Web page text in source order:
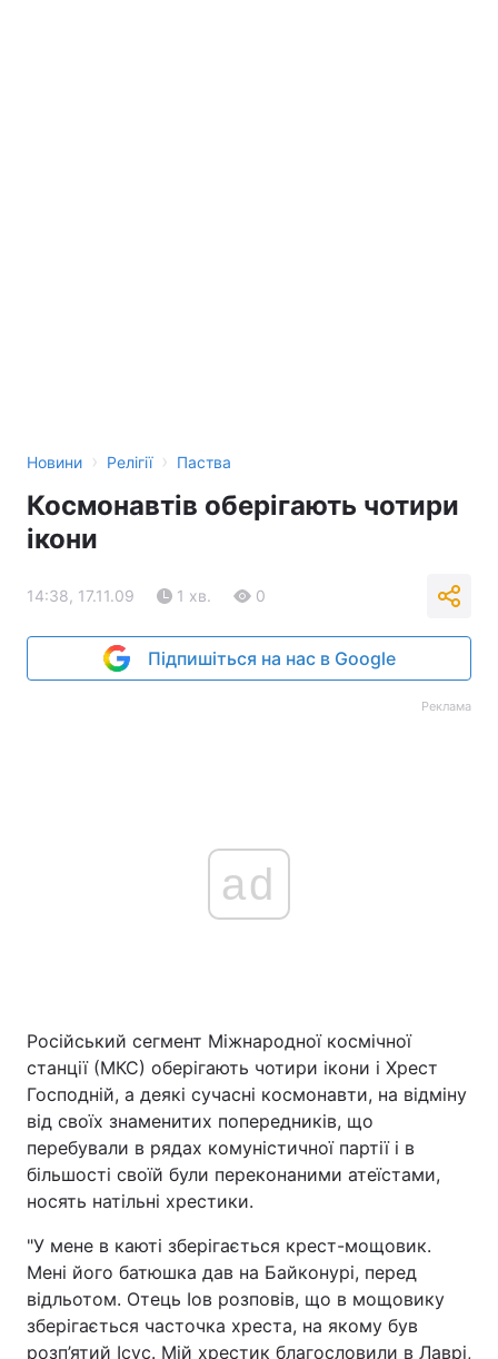
Новини › Релігії › Паства
Космонавтів оберігають чотири
ікони
14:38, 17.11.09 1 хв. 0
Підпишіться на нас в Google
Реклама
ad
Російський сегмент Міжнародної космічної
станції (МКС) оберігають чотири ікони і Хрест
Господній, а деякі сучасні космонавти, на відміну
від своїх знаменитих попередників, що
перебували в рядах комуністичної партії і в
більшості своїй були переконаними атеїстами,
носять натільні хрестики.
"У мене в каюті зберігається крест-мощовик.
Мені його батюшка дав на Байконурі, перед
відльотом. Отець Іов розповів, що в мощовику
зберігається часточка хреста, на якому був
розп’ятий Ісус. Мій хрестик благословили в Лаврі,